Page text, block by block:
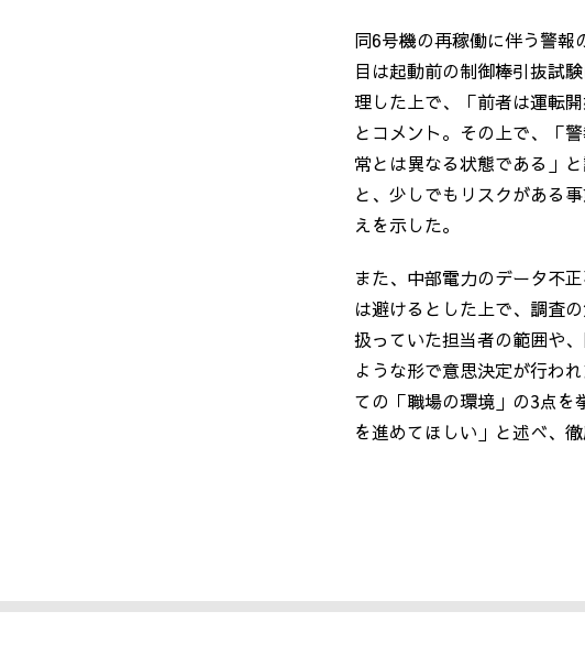
同6号機の再稼働に伴う警報
目は起動前の制御棒引抜試験
理した上で、「前者は運転
とコメント。その上で、「
常とは異なる状態である」
と、少しでもリスクがある
えを示した。
また、中部電力のデータ不
は避けるとした上で、調査
扱っていた担当者の範囲や
ような形で意思決定が行わ
ての「職場の環境」の3点を
を進めてほしい」と述べ、